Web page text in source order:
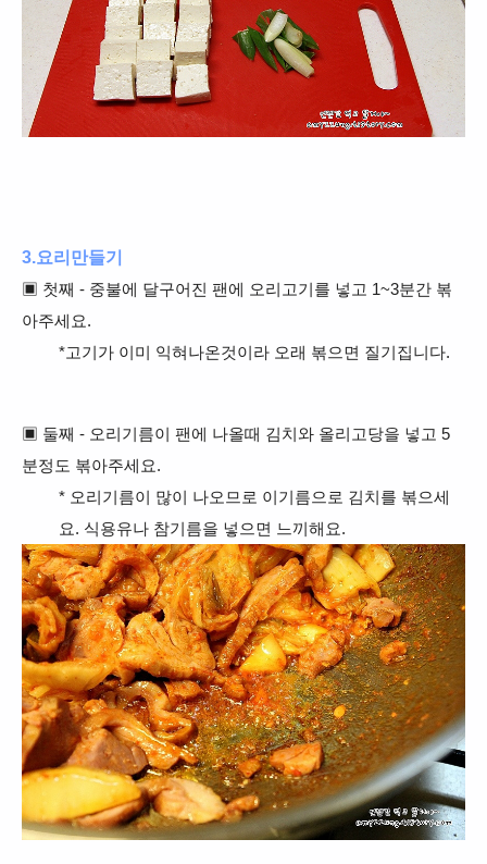
3.요리만들기
▣ 첫째 - 중불에 달구어진 팬에 오리 고기를 넣고 1~3분간 볶
아주세요.
*고기 가 이미 익혀나온것이라 오래 볶으면 질기집니다.
▣ 둘째 - 오리기름이 팬에 나올때 김치와 올리고당을 넣고 5
분정도 볶아주세요.
* 오리기름이 많이 나오므로 이기름으로 김치를 볶으세
요. 식용유나 참기름을 넣으면 느끼해요.